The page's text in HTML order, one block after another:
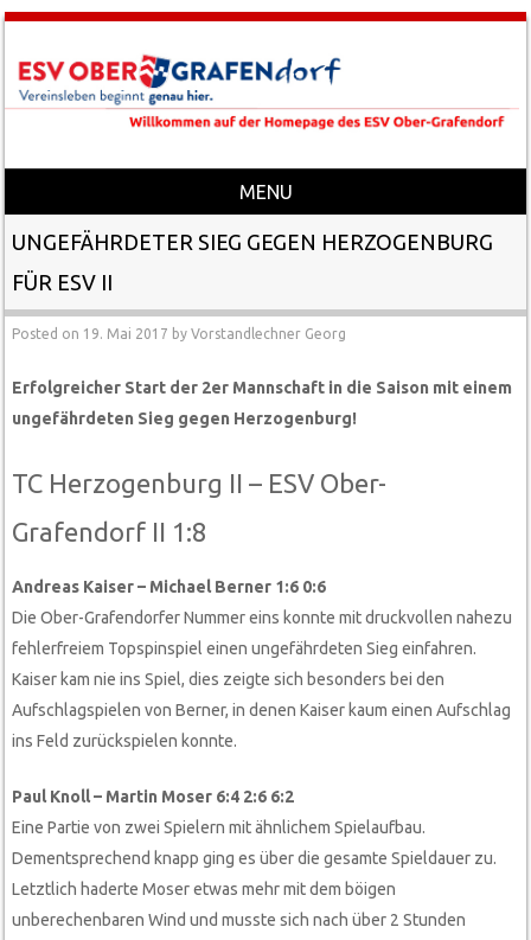
MENU
Skip to content
UNGEFÄHRDETER SIEG GEGEN HERZOGENBURG
FÜR ESV II
Posted on 19. Mai 2017 byVorstandlechner Georg
Erfolgreicher Start der 2er Mannschaft in die Saison mit einem
ungefährdeten Sieg gegen Herzogenburg!
TC Herzogenburg II – ESV Ober-
Grafendorf II 1:8
Andreas Kaiser – Michael Berner 1:6 0:6
Die Ober-Grafendorfer Nummer eins konnte mit druckvollen nahezu
fehlerfreiem Topspinspiel einen ungefährdeten Sieg einfahren.
Kaiser kam nie ins Spiel, dies zeigte sich besonders bei den
Aufschlagspielen von Berner, in denen Kaiser kaum einen Aufschlag
ins Feld zurückspielen konnte.
Paul Knoll – Martin Moser 6:4 2:6 6:2
Eine Partie von zwei Spielern mit ähnlichem Spielaufbau.
Dementsprechend knapp ging es über die gesamte Spieldauer zu.
Letztlich haderte Moser etwas mehr mit dem böigen
unberechenbaren Wind und musste sich nach über 2 Stunden